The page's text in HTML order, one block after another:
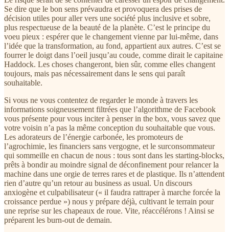
Se dire que le bon sens prévaudra et provoquera des prises de
décision utiles pour aller vers une société plus inclusive et sobre,
plus respectueuse de la beauté de la planète. C’est le principe du
voeu pieux : espérer que le changement vienne par lui-même, dans
l’idée que la transformation, au fond, appartient aux autres. C’est se
fourrer le doigt dans l’oeil jusqu’au coude, comme dirait le capitaine
Haddock. Les choses changeront, bien sûr, comme elles changent
toujours, mais pas nécessairement dans le sens qui paraît
souhaitable.
Si vous ne vous contentez de regarder le monde à travers les
informations soigneusement filtrées que l’algorithme de Facebook
vous présente pour vous inciter à penser in the box, vous savez que
votre voisin n’a pas la même conception du souhaitable que vous.
Les adorateurs de l’énergie carbonée, les promoteurs de
l’agrochimie, les financiers sans vergogne, et le surconsommateur
qui sommeille en chacun de nous : tous sont dans les starting-blocks,
prêts à bondir au moindre signal de déconfinement pour relancer la
machine dans une orgie de terres rares et de plastique. Ils n’attendent
rien d’autre qu’un retour au business as usual. Un discours
anxiogène et culpabilisateur (« il faudra rattraper à marche forcée la
croissance perdue ») nous y prépare déjà, cultivant le terrain pour
une reprise sur les chapeaux de roue. Vite, réaccélérons ! Ainsi se
préparent les burn-out de demain.